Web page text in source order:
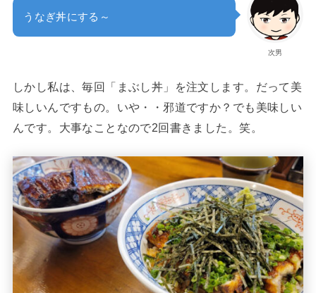
次男
うなぎ丼にする～
しかし私は、毎回「まぶし丼」を注文します。だって美
味しいんですもの。いや・・邪道ですか？でも美味しい
んです。大事なことなので2回書きました。笑。